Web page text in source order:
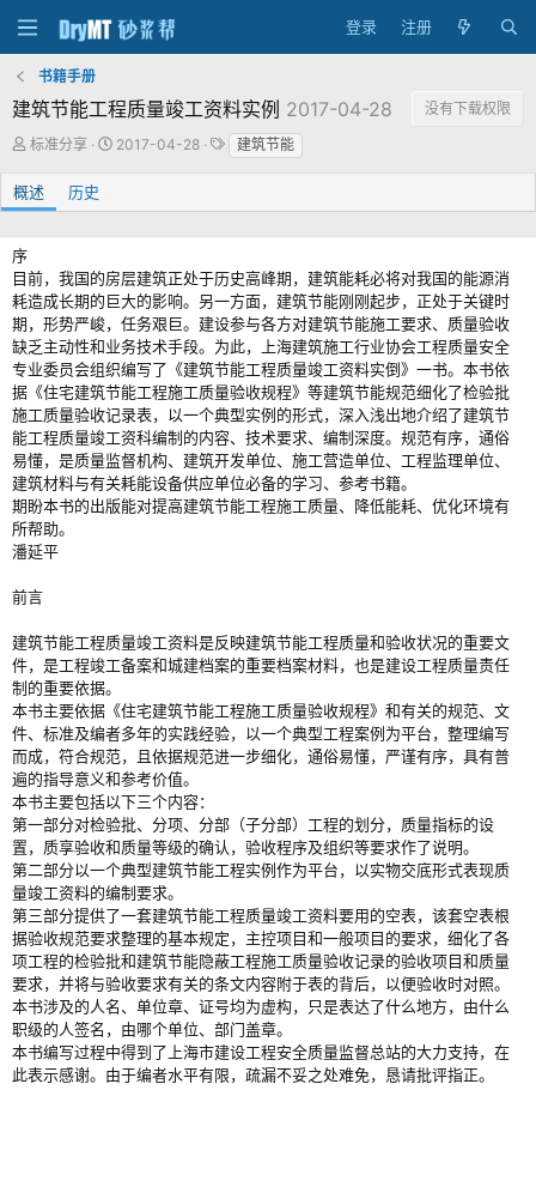
登录 注册
书籍手册
建筑节能工程质量竣工资料实例 2017-04-28
没有下载权限
作
标准分享
创
2017-04-28
标
签
建筑节能
概述 历史
序
目前，我国的房层建筑正处于历史高峰期，建筑能耗必将对我国的能源消
耗造成长期的巨大的影响。另一方面，建筑节能刚刚起步，正处于关键时
期，形势严峻，任务艰巨。建设参与各方对建筑节能施工要求、质量验收
缺乏主动性和业务技术手段。为此，上海建筑施工行业协会工程质量安全
专业委员会组织编写了《建筑节能工程质量竣工资料实倒》一书。本书依
据《住宅建筑节能工程施工质量验收规程》等建筑节能规范细化了检验批
施工质量验收记录表，以一个典型实例的形式，深入浅出地介绍了建筑节
能工程质量竣工资科编制的内容、技术要求、编制深度。规范有序，通俗
易懂，是质量监督机构、建筑开发单位、施工营造单位、工程监理单位、
建筑材料与有关耗能设备供应单位必备的学习、参考书籍。
期盼本书的出版能对提高建筑节能工程施工质量、降低能耗、优化环境有
所帮助。
潘延平
前言
建筑节能工程质量竣工资料是反映建筑节能工程质量和验收状况的重要文
件，是工程竣工备案和城建档案的重要档案材料，也是建设工程质量责任
制的重要依据。
本书主要依据《住宅建筑节能工程施工质量验收规程》和有关的规范、文
件、标准及编者多年的实践经验，以一个典型工程案例为平台，整理编写
而成，符合规范，且依据规范进一步细化，通俗易懂，严谨有序，具有普
遍的指导意义和参考价值。
本书主要包括以下三个内容：
第一部分对检验批、分项、分部（子分部）工程的划分，质量指标的设
置，质享验收和质量等级的确认，验收程序及组织等要求作了说明。
第二部分以一个典型建筑节能工程实例作为平台，以实物交底形式表现质
量竣工资料的编制要求。
第三部分提供了一套建筑节能工程质量竣工资料要用的空表，该套空表根
据验收规范要求整理的基本规定，主控项目和一般项目的要求，细化了各
项工程的检验批和建筑节能隐蔽工程施工质量验收记录的验收项目和质量
要求，并将与验收要求有关的条文内容附于表的背后，以便验收时对照。
本书涉及的人名、单位章、证号均为虚构，只是表达了什么地方，由什么
职级的人签名，由哪个单位、部门盖章。
本书编写过程中得到了上海市建设工程安全质量监督总站的大力支持，在
此表示感谢。由于编者水平有限，疏漏不妥之处难免，恳请批评指正。